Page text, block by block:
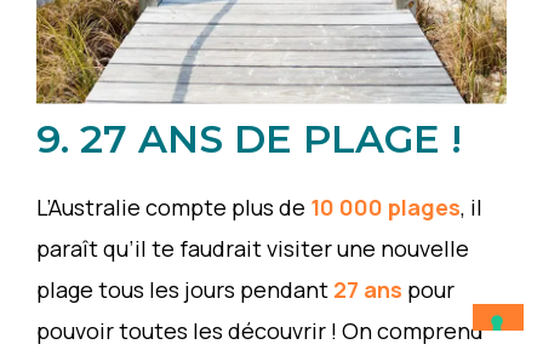
9. 27 ANS DE PLAGE !
L’Australie compte plus de 10 000 plages, il
paraît qu’il te faudrait visiter une nouvelle
plage tous les jours pendant 27 ans pour
pouvoir toutes les découvrir ! On comprend